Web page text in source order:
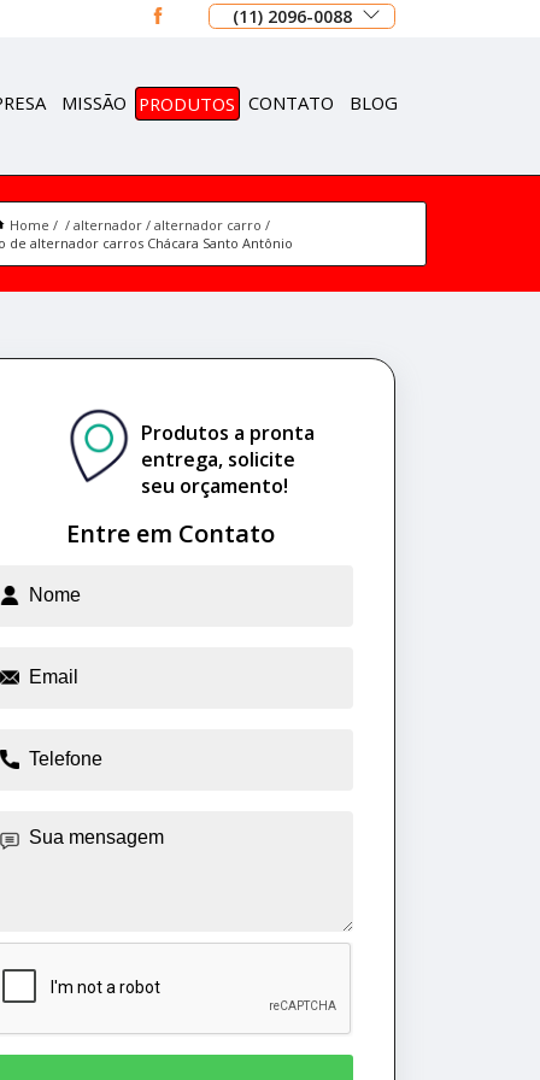
(11) 2096-0088
MISSÃO PRODUTOS CONTATO BLOG
Home alternador
alternador carro
de alternador carros Chácara Santo Antônio
Entre em Contato
Produtos a pronta
entrega, solicite
seu orçamento!